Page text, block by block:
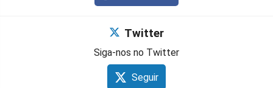
Twitter
Siga-nos no Twitter
Seguir